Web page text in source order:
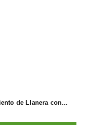
El Ayuntamiento de Llanera concluye la campaña de trampeo contra la avispa asiática con la captura de 1.330 reinas